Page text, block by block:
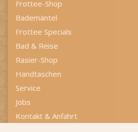
Frottee-Shop
Bademäntel
Frottee Specials
Bad & Reise
Rasier-Shop
Handtaschen
Service
Jobs
Kontakt & Anfahrt